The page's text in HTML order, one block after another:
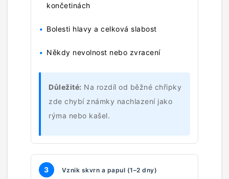
končetinách
Bolesti hlavy a celková slabost
Někdy nevolnost nebo zvracení
Důležité: Na rozdíl od běžné chřipky
zde chybí známky nachlazení jako
rýma nebo kašel.
3 Vznik skvrn a papul (1–2 dny)